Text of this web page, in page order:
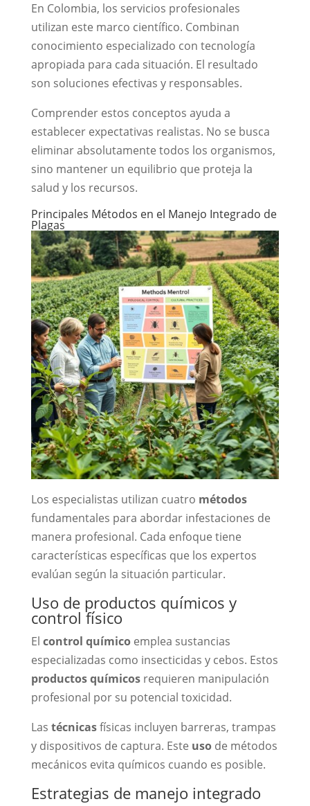
En Colombia, los servicios profesionales
utilizan este marco científico. Combinan
conocimiento especializado con tecnología
apropiada para cada situación. El resultado
son soluciones efectivas y responsables.
Comprender estos conceptos ayuda a
establecer expectativas realistas. No se busca
eliminar absolutamente todos los organismos,
sino mantener un equilibrio que proteja la
salud y los recursos.
Principales Métodos en el Manejo Integrado de
Plagas
Los especialistas utilizan cuatro métodos
fundamentales para abordar infestaciones de
manera profesional. Cada enfoque tiene
características específicas que los expertos
evalúan según la situación particular.
Uso de productos químicos y
control físico
El control químicoemplea sustancias
especializadas como insecticidas y cebos. Estos
productos químicosrequieren manipulación
profesional por su potencial toxicidad.
Las técnicasfísicas incluyen barreras, trampas
y dispositivos de captura. Este usode métodos
mecánicos evita químicos cuando es posible.
Estrategias de manejo integrado